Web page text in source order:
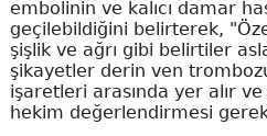
embolinin ve kalıcı damar
geçilebildiğini belirterek,
şişlik ve ağrı gibi belirtiler
şikayetler derin ven
işaretleri arasında yer alır
hekim değerlendirmesi